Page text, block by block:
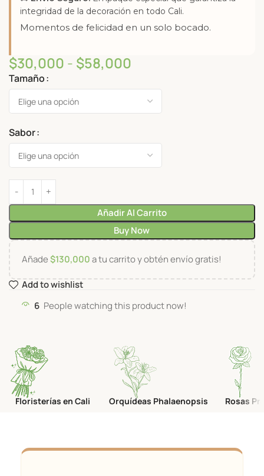
integridad de la decoración en todo Cali.
Momentos de felicidad en un solo bocado.
$30,000 - $58,000
Tamaño
Sabor
Añadir Al Carrito
Buy Now
Añade$130,000a tu carrito y obtén envío gratis!
Add to wishlist
6 People watching this product now!
Floristerías en Cali Orquídeas Phalaenopsis Rosas